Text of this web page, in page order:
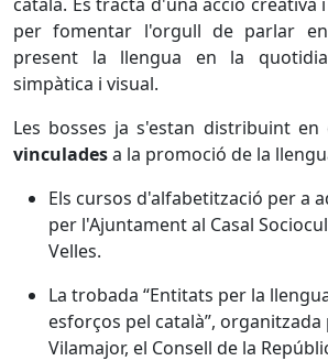
per fomentar l'orgull de parlar
present la llengua en la
simpàtica i visual.
Les bosses ja s'estan distribuint en
vinculadesa la promoció de la
Els cursos d'alfabetització per a
per l'Ajuntament al Casal
Velles.
La trobada “Entitats per la
esforços pel català”, organitzada
Vilamajor, el Consell de la